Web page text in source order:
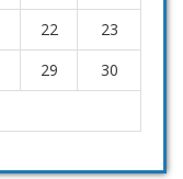
22
23
29
30